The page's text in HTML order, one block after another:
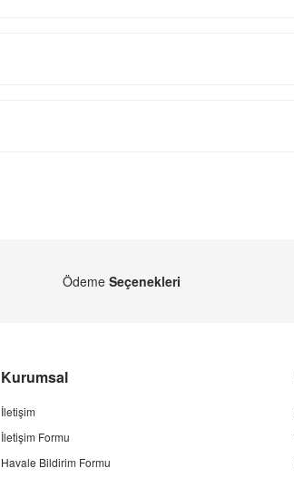
Ödeme Seçenekleri
Kurumsal
İletişim
İletişim Formu
Havale Bildirim Formu